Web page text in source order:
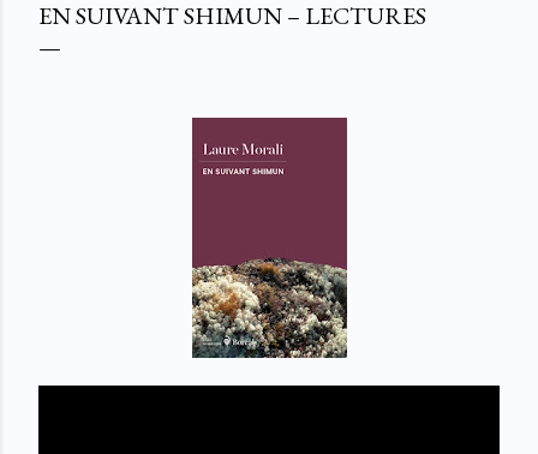
EN SUIVANT SHIMUN – LECTURES